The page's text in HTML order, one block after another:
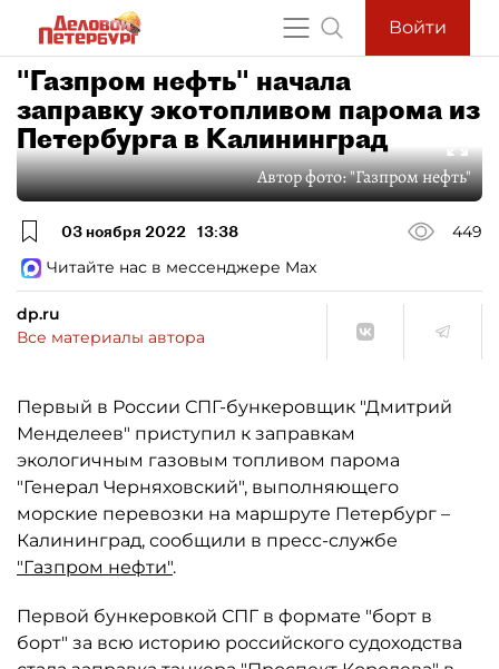
Войти
"Газпром нефть" начала
заправку экотопливом парома из
Петербурга в Калининград
Автор фото:"Газпром нефть"
03 ноября 2022 13:38
449
Читайте нас в мессенджере Max
dp.ru
Все материалы автора
Первый в России СПГ-бункеровщик "Дмитрий
Менделеев" приступил к заправкам
экологичным газовым топливом парома
"Генерал Черняховский", выполняющего
морские перевозки на маршруте Петербург –
Калининград, сообщили в пресс-службе
"Газпром нефти".
Первой бункеровкой СПГ в формате "борт в
борт" за всю историю российского судоходства